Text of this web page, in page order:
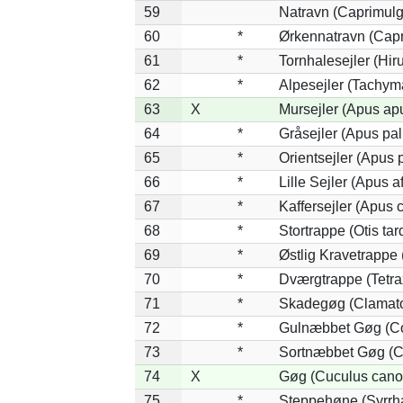
59
Natravn
60
*
Ørkennatravn
61
*
Tornhalesejler
62
*
Alpesejler
63
X
Mursejler (Apus
64
*
Gråsejler (Apus
65
*
Orientsejler (Apus
66
*
Lille Sejler (Apus
67
*
Kaffersejler (Apus
68
*
Stortrappe (Otis
69
*
Østlig Kravetrappe
70
*
Dværgtrappe
71
*
Skadegøg
72
*
Gulnæbbet Gøg
73
*
Sortnæbbet Gøg
74
X
Gøg (Cuculus